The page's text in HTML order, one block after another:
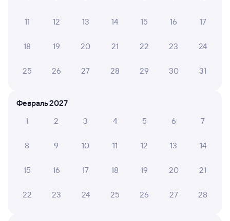
Даже если сейчас нет мест
11 12 13 14 15 16 17
18 19 20 21 22 23 24
25 26 27 28 29 30 31
Февраль 2027
1
2 3 4 5 6 7
8 9 10 11 12 13 14
15 16 17 18 19 20 21
22 23 24 25 26 27 28